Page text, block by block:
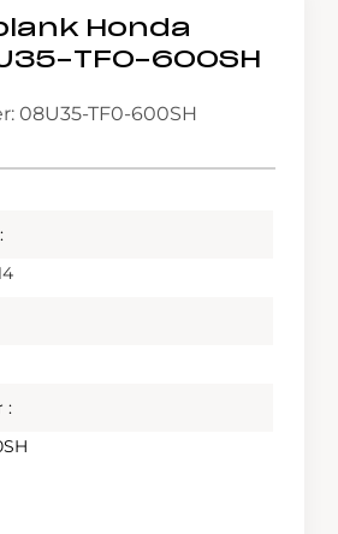
Honda
TF0-600SH
08U35-TF0-600SH
: